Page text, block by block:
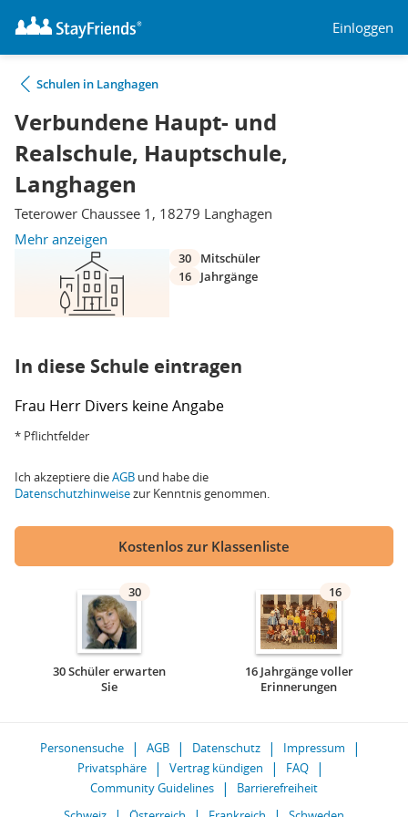
Einloggen
Schulen in Langhagen
Verbundene Haupt- und
Realschule, Hauptschule,
Langhagen
Teterower Chaussee 1, 18279 Langhagen
Mehr anzeigen
30
Mitschüler
16
Jahrgänge
In diese Schule eintragen
Frau Herr Divers keine Angabe
* Pflichtfelder
Ich akzeptiere dieAGB und habe die
Datenschutzhinweisezur Kenntnis genommen.
Kostenlos zur Klassenliste
30
30 Schüler erwarten
Sie
16
16 Jahrgänge voller
Erinnerungen
Personensuche AGB Datenschutz
Impressum
Privatsphäre
Vertrag kündigen
FAQ
Community Guidelines
Barrierefreiheit